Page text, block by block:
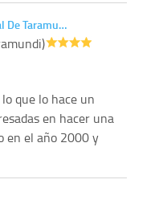
De Taramu…
que lo hace un
en hacer una
en el año 2000 y